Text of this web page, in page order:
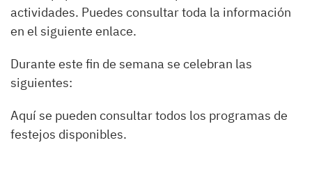
actividades. Puedes consultar toda la información
en el siguiente enlace.
Durante este fin de semana se celebran las
siguientes:
Aquí se pueden consultar todos los programas de
festejos disponibles.